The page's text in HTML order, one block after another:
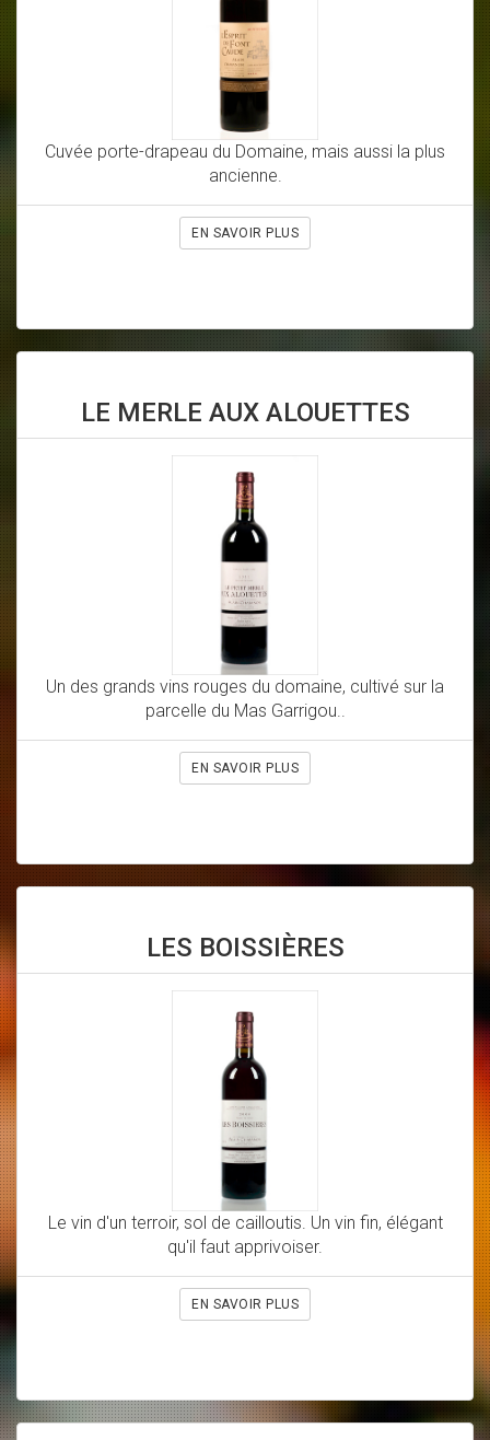
Cuvée porte-drapeau du Domaine, mais aussi la plus
ancienne.
EN SAVOIR PLUS
LE MERLE AUX ALOUETTES
Un des grands vins rouges du domaine, cultivé sur la
parcelle du Mas Garrigou..
EN SAVOIR PLUS
LES BOISSIÈRES
Le vin d'un terroir, sol de cailloutis. Un vin fin, élégant
qu'il faut apprivoiser.
EN SAVOIR PLUS